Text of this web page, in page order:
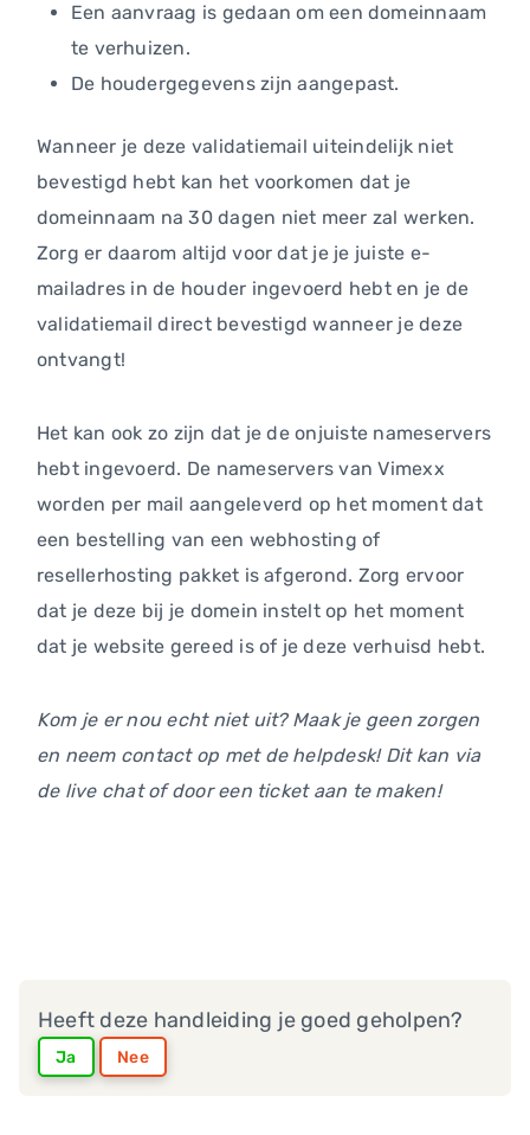
Een aanvraag is gedaan om een domeinnaam
te verhuizen.
De houdergegevens zijn aangepast.
Wanneer je deze validatiemail uiteindelijk niet
bevestigd hebt kan het voorkomen dat je
domeinnaam na 30 dagen niet meer zal werken.
Zorg er daarom altijd voor dat je je juiste e-
mailadres in de houder ingevoerd hebt en je de
validatiemail direct bevestigd wanneer je deze
ontvangt!
Het kan ook zo zijn dat je de onjuiste nameservers
hebt ingevoerd. De nameservers van Vimexx
worden per mail aangeleverd op het moment dat
een bestelling van een webhosting of
resellerhosting pakket is afgerond. Zorg ervoor
dat je deze bij je domein instelt op het moment
dat je website gereed is of je deze verhuisd hebt.
Kom je er nou echt niet uit? Maak je geen zorgen
en neem contact op met de helpdesk! Dit kan via
de live chat of door een ticket aan te maken!
Heeft deze handleiding je goed geholpen?
Ja Nee